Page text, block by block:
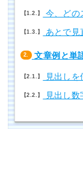
1.2. 今、どの
1.3. あとで見
2. 文章例と単
2.1. 見出しを
2.2. 見出し数